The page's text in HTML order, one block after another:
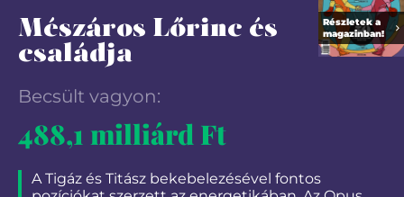
Mészáros Lőrinc és
családja
Becsült vagyon:
488,1 milliárd Ft
A Tigáz és Titász bekebelezésével fontos
Részletek a
magazinban!